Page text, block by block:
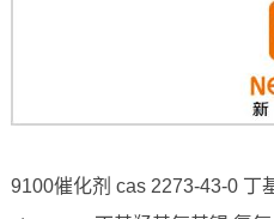
9100催化剂 cas 2273-43-0 丁